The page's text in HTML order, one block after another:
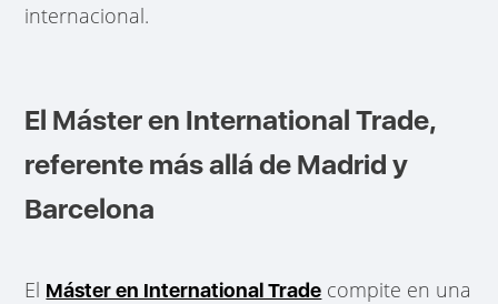
internacional.
El Máster en International Trade,
referente más allá de Madrid y
Barcelona
El Máster en International Trade compite en una